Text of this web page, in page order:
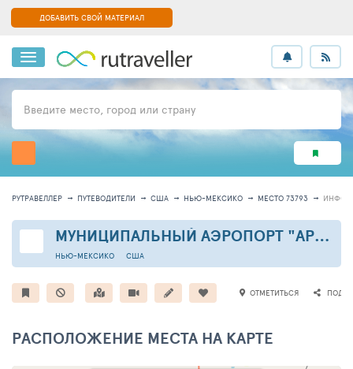
ДОБАВИТЬ СВОЙ МАТЕРИАЛ
Введите место, город или страну
РУТРАВЕЛЛЕР ПУТЕВОДИТЕЛИ США НЬЮ-МЕКСИКО МЕСТО 73793
МУНИЦИПАЛЬНЫЙ АЭРОПОРТ "АРТЕСИЯ"
США
НЬЮ-МЕКСИКО
ОТМЕТИТЬСЯ
РАСПОЛОЖЕНИЕ МЕСТА НА КАРТЕ